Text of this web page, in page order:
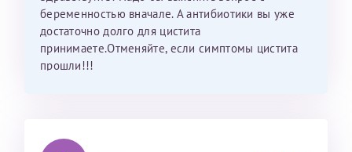
беременностью вначале. А антибиотики вы уже
достаточно долго для цистита
принимаете.Отменяйте, если симптомы цистита
прошли!!!
Принимаю условияСоглашения на обработку
персональных данных
Отчество*